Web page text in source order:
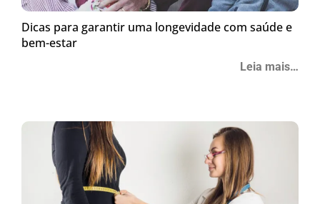
Dicas para garantir uma longevidade com saúde e
bem-estar
Leia mais…